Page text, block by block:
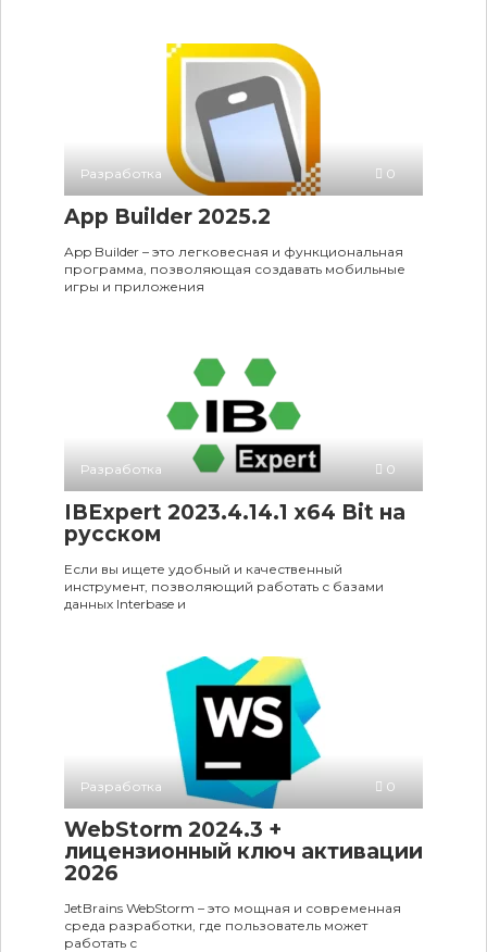
Разработка 0
App Builder 2025.2
App Builder – это легковесная и функциональная
программа, позволяющая создавать мобильные
игры и приложения
Разработка 0
IBExpert 2023.4.14.1 x64 Bit на
русском
Если вы ищете удобный и качественный
инструмент, позволяющий работать с базами
данных Interbase и
Разработка 0
WebStorm 2024.3 +
лицензионный ключ активации
2026
JetBrains WebStorm – это мощная и современная
среда разработки, где пользователь может
работать с